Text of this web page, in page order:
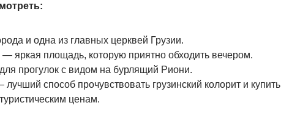
и одна из главных церквей Грузии.
— яркая площадь, которую приятно обходить вечером.
прогулок с видом на бурлящий Риони.
лучший способ прочувствовать грузинский колорит и купить
ценам.